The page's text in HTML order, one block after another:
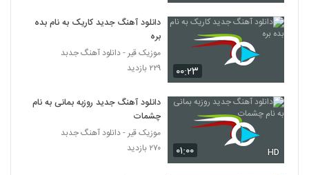
دانلود آهنگ حامد شادکمالی خاطرات
3943
عارف شاکری آهنگ بگو کات
3944
دانلود آهنگ دلم گیره از میثم محنا
۳۲۴ بازدید
۰۰:۲۳
دانلود آهنگ جدید کاریک به نام بده
بره
موزیک قیر - دانلود آهنگ جدبد
۲۲۹ بازدید
۰۱:۰۰ HD
دانلود آهنگ جدید روزبه بمانی به نام
چشمات
موزیک قیر - دانلود آهنگ جدبد
۲۷۰ بازدید